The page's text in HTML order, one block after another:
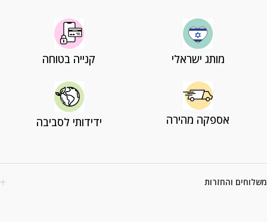
מותג ישראלי קנייה בטוחה
אספקה מהירה ידידותי לסביבה
משלוחים והחזרות